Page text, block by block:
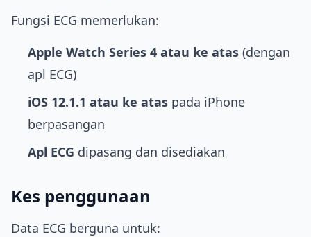
Fungsi ECG memerlukan:
Apple Watch Series 4 atau ke atas (dengan
apl ECG)
iOS 12.1.1 atau ke atas pada iPhone
berpasangan
Apl ECG dipasang dan disediakan
Kes penggunaan
Data ECG berguna untuk: